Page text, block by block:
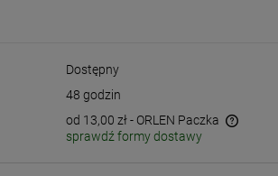
Dostępny
48 godzin
od 13,00 zł - ORLEN Paczka
sprawdź formy dostawy